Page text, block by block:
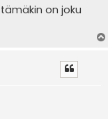
on joku